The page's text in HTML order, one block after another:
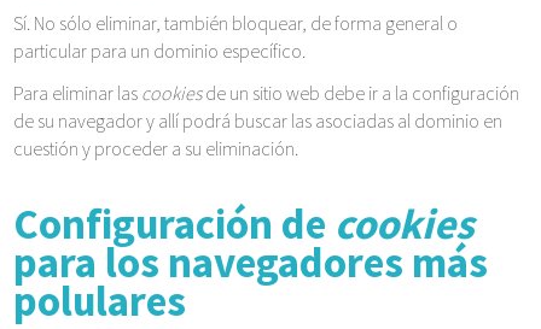
Sí. No sólo eliminar, también bloquear, de forma general o
particular para un dominio específico.
Para eliminar las cookiesde un sitio web debe ir a la configuración
de su navegador y allí podrá buscar las asociadas al dominio en
cuestión y proceder a su eliminación.
Configuración de cookies
para los navegadores más
polulares